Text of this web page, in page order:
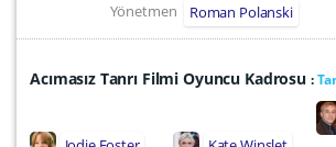
Yönetmen Roman Polanski
Acımasız Tanrı Filmi Oyuncu Kadrosu :